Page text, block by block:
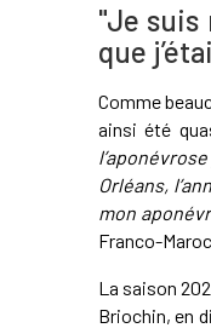
"Je suis
que
Comme
ainsi été
Orléans,
mon
Franco-
La saison
Briochin, en